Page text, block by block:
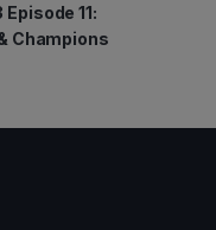
11:
Champions